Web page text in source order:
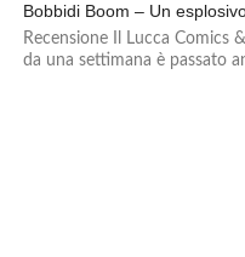
Bobbidi Boom – Un
Recensione Il Lucca Comics
da una settimana è passato